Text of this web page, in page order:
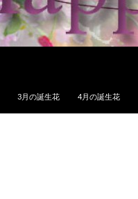
3月の誕生花 4月の誕生花